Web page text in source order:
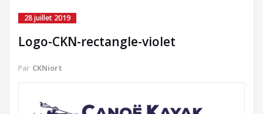
28 juillet 2019
Logo-CKN-rectangle-violet
Par CKNiort